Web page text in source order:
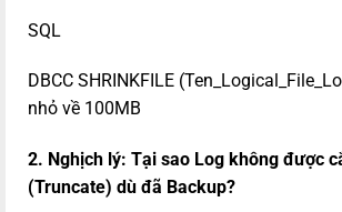
SQL
DBCC SHRINKFILE
nhỏ về 100MB
2. Nghịch lý: Tại sao Log không được
(Truncate) dù đã Backup?